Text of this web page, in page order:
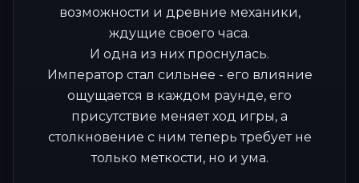
возможности и древние механики,
ждущие своего часа.
И одна из них проснулась.
Император стал сильнее - его влияние
ощущается в каждом раунде, его
присутствие меняет ход игры, а
столкновение с ним теперь требует не
только меткости, но и ума.